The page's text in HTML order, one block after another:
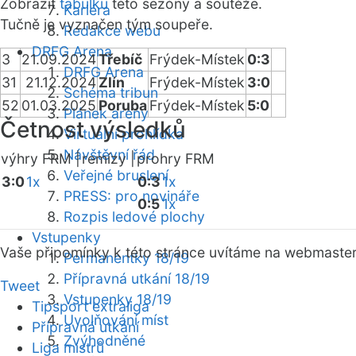
Kariéra
Redakce webu
DRFG Arena
DRFG Arena
Schéma tribun
Plánek areny
Virtuální prohlídka
Návštěvní řád
Veřejné bruslení
PRESS: pro novináře
Rozpis ledové plochy
Vstupenky
Permanentky 18/19
Přípravná utkání 18/19
Vstupenky 18/19
Uvolňování míst
Zvýhodněné
Zobrazit tabulku této sezóny a soutěže.
Tučně je vyznačen tým soupeře.
3 21.09.2024Třebíč Frýdek-Místek 0:3
31
21.12.2024Zlín Frýdek-Místek 3:0
52 01.03.2025 PorubaFrýdek-Místek 5:0
Četnost výsledků
výhry FRM |remízy |prohry FRM
3:01x 0:31x
0:51x
Vaše připomínky k této stránce uvítáme na webmaster
Tweet
Tipsport extraliga
Přípravná utkání
Liga mistrů